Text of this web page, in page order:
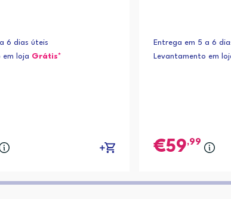
6 dias úteis
em loja Grátis*
Entrega em 5 a 6
Levantamento em
59,99